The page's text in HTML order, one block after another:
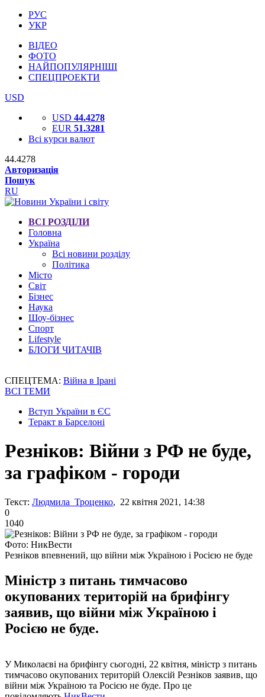
РУС
УКР
ВІДЕО
ФОТО
НАЙПОПУЛЯРНІШІ
СПЕЦПРОЕКТИ
USD
USD 44.4278
EUR 51.3281
Всі курси валют
44.4278
Авторизація
Пошук
RU
ВСІ РОЗДІЛИ
Головна
Україна
Всі новини розділу
Політика
Місто
Світ
Бізнес
Наука
Шоу-бізнес
Спорт
Lifestyle
БЛОГИ ЧИТАЧІВ
СПЕЦТЕМА: Війна в Ірані
ВСІ ТЕМИ
Вступ України в ЄС
Теракт в Барселоні
Резніков: Війни з РФ не буде,
за графіком - городи
Текст: Людмила Троценко, 22 квітня 2021, 14:38
0
1040
Фото: НикВести
Резніков впевнений, що війни між Україною і Росією не буде
Міністр з питань тимчасово
окупованих територій на брифінгу
заявив, що війни між Україною і
Росією не буде.
У Миколаєві на брифінгу сьогодні, 22 квітня, міністр з питань
тимчасово окупованих територій Олексій Резніков заявив, що
війни між Україною та Росією не буде. Про це